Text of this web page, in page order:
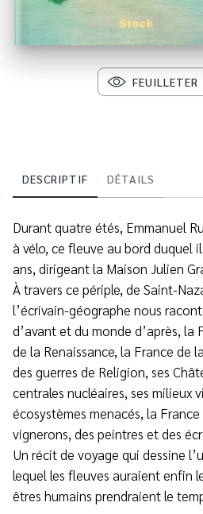
FEUILLETER
DESCRIPTIF DÉTAILS
Durant quatre étés, Emmanuel
à vélo, ce fleuve au bord duquel
ans, dirigeant la Maison Julien
À travers ce périple, de Saint-
l’écrivain-géographe nous
d’avant et du monde d’après, la
de la Renaissance, la France de
des guerres de Religion, ses
centrales nucléaires, ses milieux
écosystèmes menacés, la
vignerons, des peintres et des
Un récit de voyage qui dessine
lequel les fleuves auraient enfin
êtres humains prendraient le